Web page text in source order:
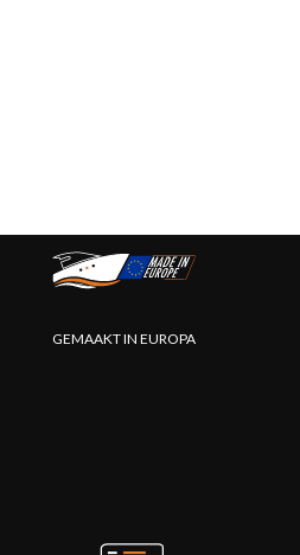
GEMAAKT IN EUROPA